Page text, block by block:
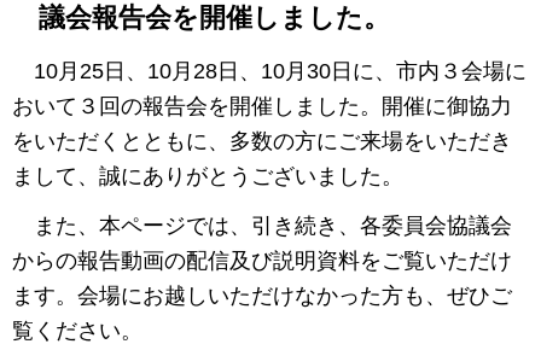
議会報告会を開催しました。
10月25日、10月28日、10月30日に、市内３会場に
おいて３回の報告会を開催しました。開催に御協力
をいただくとともに、多数の方にご来場をいただき
まして、誠にありがとうございました。
また、本ページでは、引き続き、各委員会協議会
からの報告動画の配信及び説明資料をご覧いただけ
ます。会場にお越しいただけなかった方も、ぜひご
覧ください。